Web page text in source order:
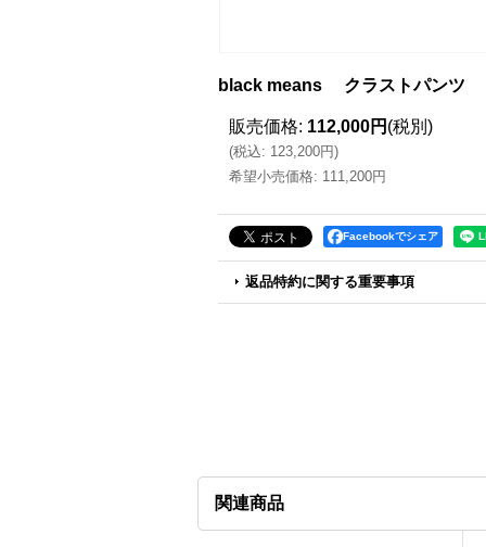
black means クラストパンツ
販売価格: 112,000円 (税別)
(税込: 123,200円)
希望小売価格: 111,200円
Facebookでシェア
返品特約に関する重要事項
関連商品